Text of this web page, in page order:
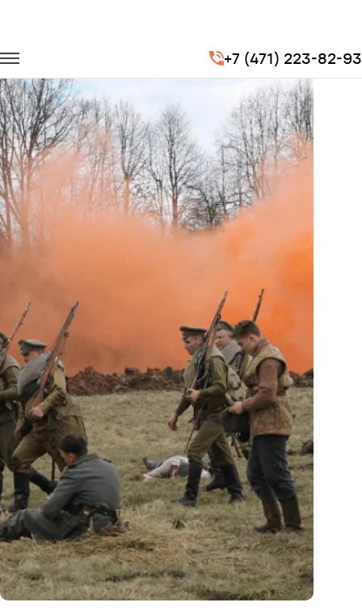
+7 (471) 223-82-93
Городские перевозки
Брусиловский прорыв